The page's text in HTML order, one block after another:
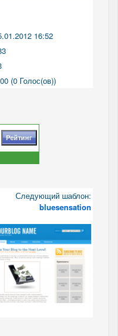
16:52
(0 Голос(ов))
Следующий шаблон:
bluesensation